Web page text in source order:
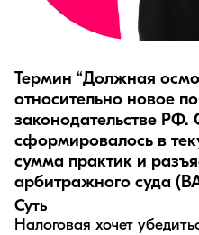
Термин “Должная
относительно новое
законодательстве РФ.
сформировалось в
сумма практик и
арбитражного суда
Суть
Налоговая хочет